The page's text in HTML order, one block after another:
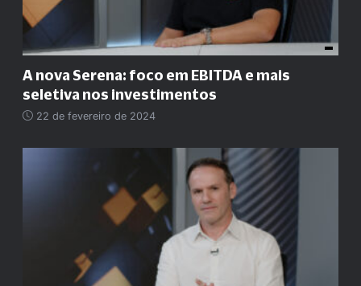
A nova Serena: foco em EBITDA e mais
seletiva nos investimentos
22 de fevereiro de 2024